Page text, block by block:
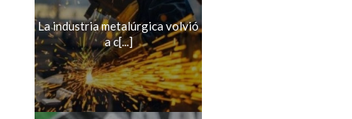
La industria metalúrgica volvió
a c[...]